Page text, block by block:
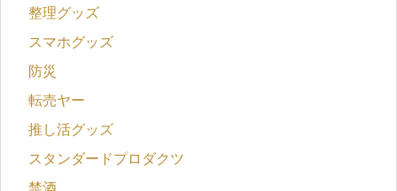
整理グッズ
スマホグッズ
防災
転売ヤー
推し活グッズ
スタンダードプロダクツ